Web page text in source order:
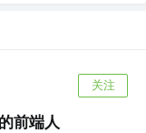
关注
前端人